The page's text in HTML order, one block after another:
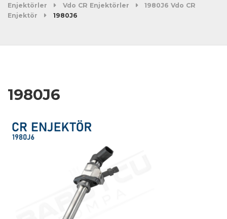
Enjektörler
Vdo CR Enjektörler
1980J6 Vdo CR
Enjektör
1980J6
1980J6